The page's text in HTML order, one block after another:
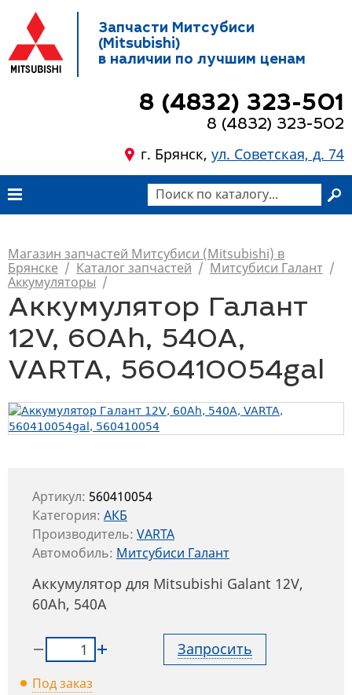
Запчасти Митсубиси
(Mitsubishi)
в наличии по лучшим ценам
8 (4832) 323-501
8 (4832) 323-502
г. Брянск, ул. Советская, д. 74
Магазин запчастей Митсубиси (Mitsubishi) в
Брянске / Каталог запчастей / Митсубиси Галант /
Аккумуляторы /
Аккумулятор Галант
12V, 60Ah, 540A,
VARTA, 560410054gal
Артикул: 560410054
Категория: АКБ
Производитель: VARTA
Автомобиль: Митсубиси Галант
Аккумулятор для Mitsubishi Galant 12V,
60Ah, 540A
Запросить
Под заказ